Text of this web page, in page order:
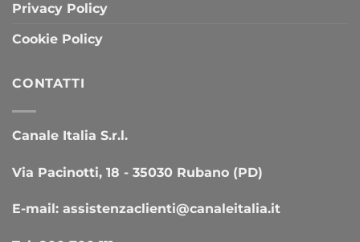
Privacy Policy
Cookie Policy
CONTATTI
Canale Italia S.r.l.
Via Pacinotti, 18 - 35030 Rubano (PD)
E-mail: assistenzaclienti@canaleitalia.it